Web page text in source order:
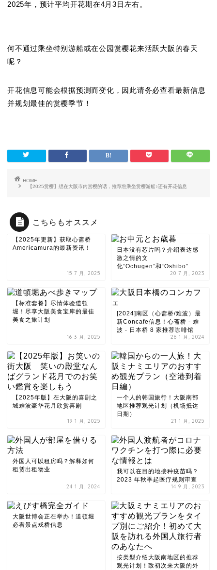
2025年，预计平均开花期在4月3日左右。
何不通过乘坐特别游船或在公园赏樱花来活跃大阪的春天
呢？
开花信息可能会根据预测而变化，因此请务必查看最新信息
并规划最佳的赏樱季节！
HOME
【2025赏樱】想在大阪市内赏樱的话，推荐您乘坐赏樱游船♪还有开花信息
こちらもオススメ
【2025年更新】获取心斋桥
Americamura的最新资讯！
15 7 月, 2025
日本没有芯片吗？介绍表达感
激之情的文
化“Ochugen”和“Oshibo”
20 7 月, 2023
【标准套餐】尽情体验道顿
堀！尽享大阪美食宝库的最佳
美食之旅计划
16 3 月, 2025
[2024]南区（心斋桥/难波）最
新Concafe信息！心斋桥 - 难
波 - 日本桥 8 家推荐咖啡馆
26 1 月, 2024
【2025年版】在大阪的喜剧之
城难波豪华花月欣赏喜剧
19 1 月, 2025
一个人的韩国旅行！大阪南部
地区推荐观光计划（机场抵达
日期）
21 1 月, 2025
外国人可以租房吗？解释如何
租赁出租物业
24 1 月, 2024
我可以在目的地接种疫苗吗？
2023 年秋季起医疗规则审查
14 9 月, 2023
大阪世博会正在举办！道顿堀
必看景点戎桥信息
按类型介绍大阪南地区的推荐
观光计划！致初次来大阪的外